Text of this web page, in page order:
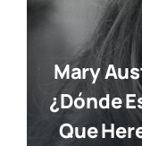
Mary
¿dónde
Que